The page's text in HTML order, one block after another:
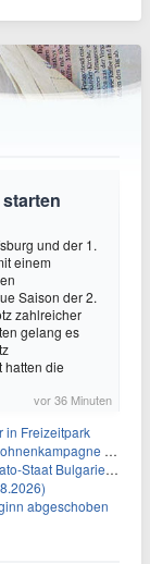
und der 1.
einem
Saison der 2.
zahlreicher
gelang es
hatten die
vor 36 Minuten
in Freizeitpark
vorbereitet
Bulgarien ein
abgeschoben